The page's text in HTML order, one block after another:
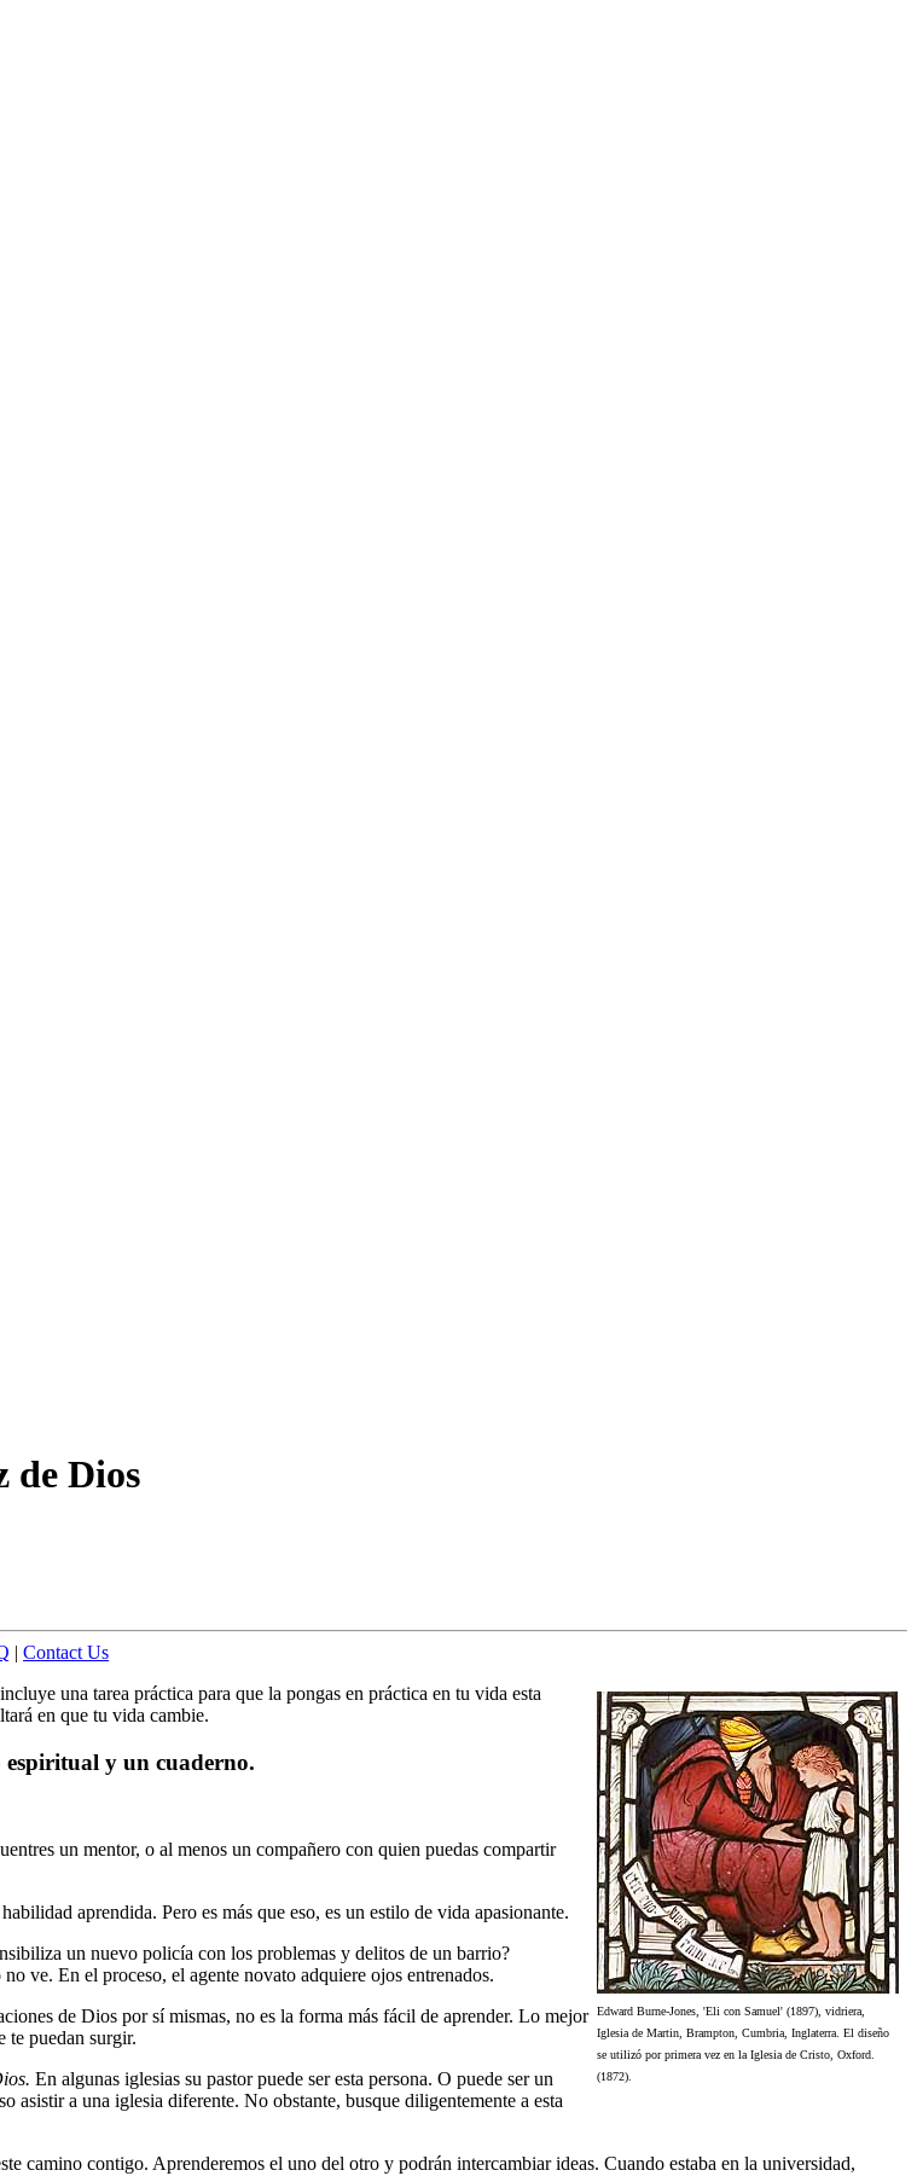
de Dios
| Contact Us
Edward Burne-Jones, 'Eli con Samuel' (1897), vidriera,
Iglesia de Martin, Brampton, Cumbria, Inglaterra. El diseño
se utilizó por primera vez en la Iglesia de Cristo, Oxford.
(1872).
una tarea práctica para que la pongas en práctica en tu vida esta
en que tu vida cambie.
espiritual y un cuaderno.
un mentor, o al menos un compañero con quien puedas compartir
aprendida. Pero es más que eso, es un estilo de vida apasionante.
un nuevo policía con los problemas y delitos de un barrio?
ve. En el proceso, el agente novato adquiere ojos entrenados.
de Dios por sí mismas, no es la forma más fácil de aprender. Lo mejor
te puedan surgir.
En algunas iglesias su pastor puede ser esta persona. O puede ser un
asistir a una iglesia diferente. No obstante, busque diligentemente a esta
camino contigo. Aprenderemos el uno del otro y podrán intercambiar ideas. Cuando estaba en la universidad,